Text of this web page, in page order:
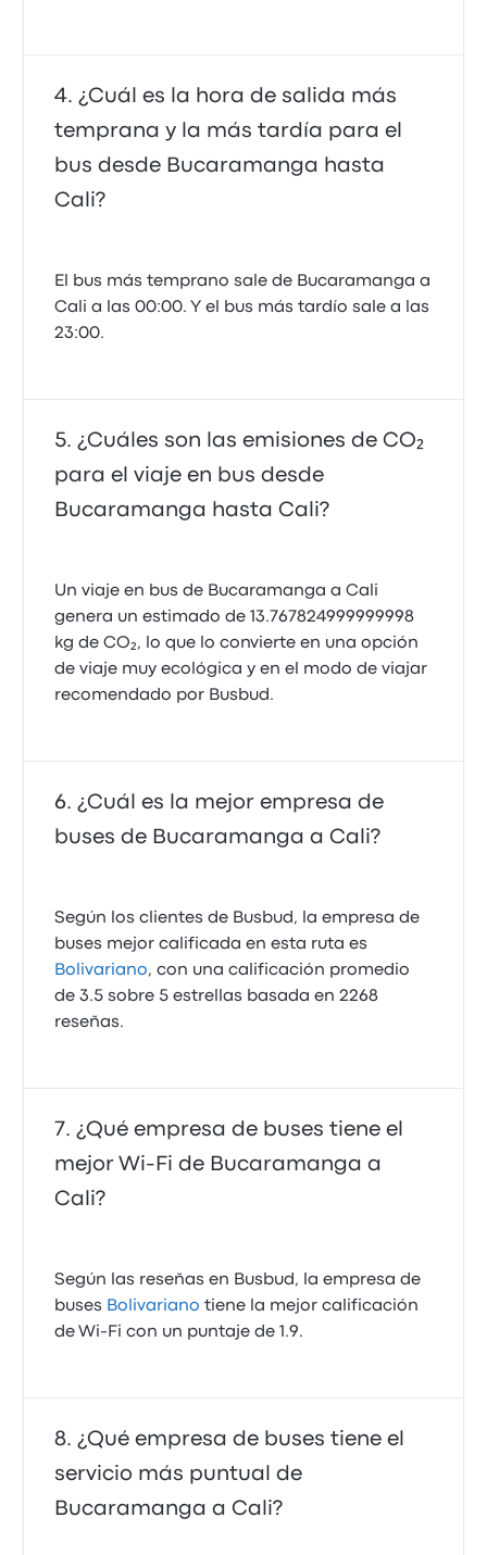
¿Cuál es la hora de salida más
temprana y la más tardía para el
bus desde Bucaramanga hasta
Cali?
El bus más temprano sale de Bucaramanga a
Cali a las 00:00. Y el bus más tardío sale a las
23:00.
¿Cuáles son las emisiones de CO₂
para el viaje en bus desde
Bucaramanga hasta Cali?
Un viaje en bus de Bucaramanga a Cali
genera un estimado de 13.767824999999998
kg de CO₂, lo que lo convierte en una opción
de viaje muy ecológica y en el modo de viajar
recomendado por Busbud.
¿Cuál es la mejor empresa de
buses de Bucaramanga a Cali?
Según los clientes de Busbud, la empresa de
buses mejor calificada en esta ruta es
Bolivariano, con una calificación promedio
de 3.5 sobre 5 estrellas basada en 2268
reseñas.
¿Qué empresa de buses tiene el
mejor Wi-Fi de Bucaramanga a
Cali?
Según las reseñas en Busbud, la empresa de
buses Bolivariano tiene la mejor calificación
de Wi‑Fi con un puntaje de 1.9.
¿Qué empresa de buses tiene el
servicio más puntual de
Bucaramanga a Cali?